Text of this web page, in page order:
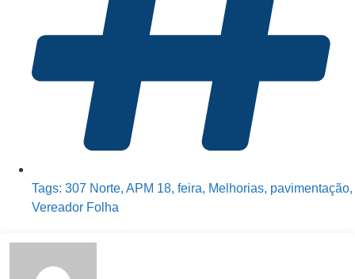
Tags: 307 Norte, APM 18, feira, Melhorias, pavimentação,
Vereador Folha